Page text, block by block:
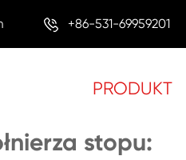
+86-531-69959201
PRODUKT
cementowe Zatrzymaj kołnierz
stopu: